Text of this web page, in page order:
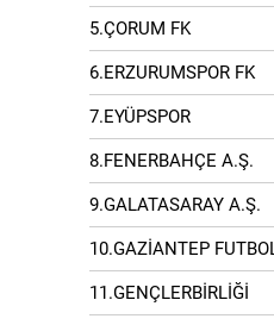
5.ÇORUM FK
6.ERZURUMSPOR FK
7.EYÜPSPOR
8.FENERBAHÇE A.Ş.
9.GALATASARAY A.Ş.
10.GAZİANTEP
11.GENÇLERBİRLİĞİ